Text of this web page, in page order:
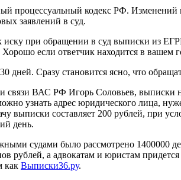
процессуальный кодекс РФ.
заявлений в суд.
иску при обращении в суд выписки из
если ответчик находится в вашем
дней. Сразу становится ясно, что
связи ВАС РФ Игорь Соловьев, выписки
узнать адрес юридического лица,
выписки составляет 200 рублей, при
день.
судами было рассмотрено 1400000
рублей, а адвокатам и юристам
как Выписки36.ру.